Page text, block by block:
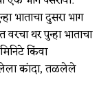
भाताचा दुसरा भाग
वरचा थर पुन्हा भाताचा
किंवा
कांदा, तळलेले